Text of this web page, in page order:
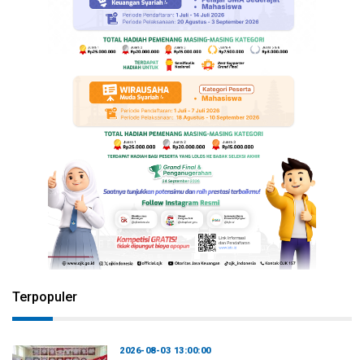
Terpopuler
2026-08-03 13:00:00